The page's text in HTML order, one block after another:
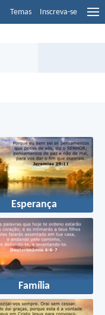
Temas Inscreva-se
Esperança
Família